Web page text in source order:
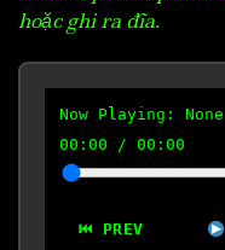
hoặc ghi ra đĩa.
Now Playing: None
00:00 / 00:00
⏮ PREV